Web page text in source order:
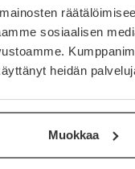
sosiaalisen
heidän
Muokkaa